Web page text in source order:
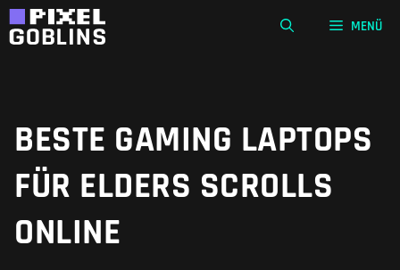
Zum
Inhalt
MENÜ
BESTE GAMING LAPTOPS
FÜR ELDERS SCROLLS
ONLINE